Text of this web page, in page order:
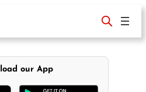
our App